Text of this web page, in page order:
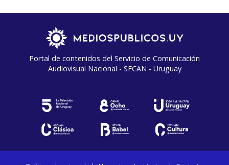
Portal de contenidos del Servicio de Comunicación
Audiovisual Nacional - SECAN - Uruguay